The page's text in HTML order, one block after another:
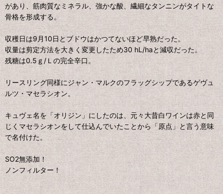
があり、筋肉質なミネラル、強かな酸、繊細なタンニンがタイトな
骨格を形成する。
収穫日は9月10日とブドウはかつてないほど早熟だった。
収量は剪定方法を大きく変更したため30 hL/haと減収だった。
残糖は0.5ｇ/Ｌの完全辛口。
リースリング同様にジャン・マルクのフラッグシップであるゲヴュ
ルツ・マセラシオン。
キュヴェ名を「オリジン」にしたのは、元々大昔白ワインは赤と同
じくマセラシオンをして仕込んでいたことから「原点」と言う意味
で名付けた。
SO2無添加！
ノンフィルター！